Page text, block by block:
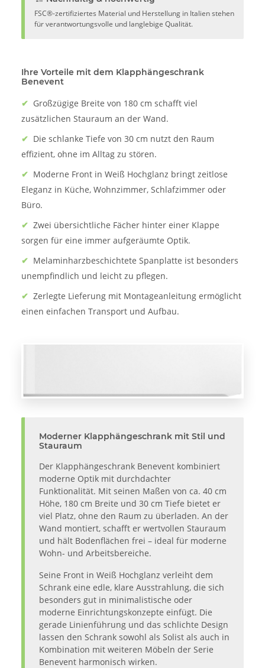
FSC®-zertifiziertes Material und Herstellung in Italien stehen
für verantwortungsvolle und langlebige Qualität.
Ihre Vorteile mit dem Klapphängeschrank
Benevent
✔ Großzügige Breite von 180 cm schafft viel
zusätzlichen Stauraum an der Wand.
✔ Die schlanke Tiefe von 30 cm nutzt den Raum
effizient, ohne im Alltag zu stören.
✔ Moderne Front in Weiß Hochglanz bringt zeitlose
Eleganz in Küche, Wohnzimmer, Schlafzimmer oder
Büro.
✔ Zwei übersichtliche Fächer hinter einer Klappe
sorgen für eine immer aufgeräumte Optik.
✔ Melaminharzbeschichtete Spanplatte ist besonders
unempfindlich und leicht zu pflegen.
✔ Zerlegte Lieferung mit Montageanleitung ermöglicht
einen einfachen Transport und Aufbau.
Moderner Klapphängeschrank mit Stil und
Stauraum
Der Klapphängeschrank Benevent kombiniert
moderne Optik mit durchdachter
Funktionalität. Mit seinen Maßen von ca. 40 cm
Höhe, 180 cm Breite und 30 cm Tiefe bietet er
viel Platz, ohne den Raum zu überladen. An der
Wand montiert, schafft er wertvollen Stauraum
und hält Bodenflächen frei – ideal für moderne
Wohn- und Arbeitsbereiche.
Seine Front in Weiß Hochglanz verleiht dem
Schrank eine edle, klare Ausstrahlung, die sich
besonders gut in minimalistische oder
moderne Einrichtungskonzepte einfügt. Die
gerade Linienführung und das schlichte Design
lassen den Schrank sowohl als Solist als auch in
Kombination mit weiteren Möbeln der Serie
Benevent harmonisch wirken.